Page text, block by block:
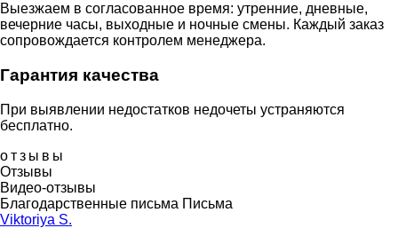
Выезжаем в согласованное время: утренние, дневные,
вечерние часы, выходные и ночные смены. Каждый заказ
сопровождается контролем менеджера.
Гарантия качества
При выявлении недостатков недочеты устраняются
бесплатно.
отзывы
Отзывы
Видео-отзывы
Благодарственные письма Письма
Viktoriya S.